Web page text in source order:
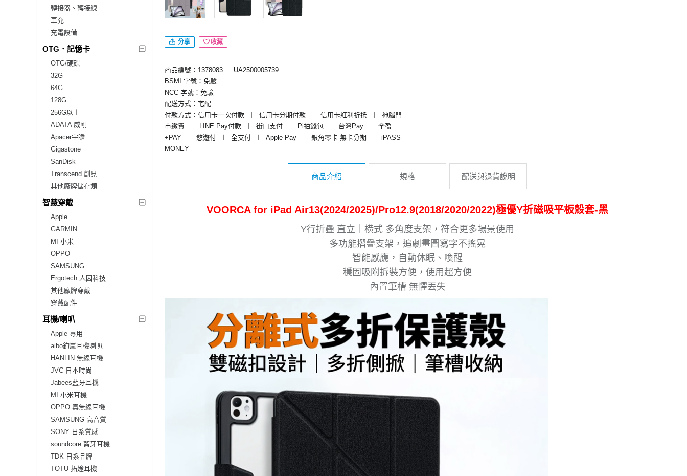
轉接器、轉接線
車充
充電設備
OTG．記憶卡
OTG/硬碟
32G
64G
128G
256G以上
ADATA 威剛
Apacer宇瞻
Gigastone
SanDisk
Transcend 創見
其他廠牌儲存類
智慧穿戴
Apple
GARMIN
MI 小米
OPPO
SAMSUNG
Ergotech 人因科技
其他廠牌穿戴
穿戴配件
耳機/喇叭
Apple 專用
aibo鈞嵐耳機喇叭
HANLIN 無線耳機
JVC 日本時尚
Jabees藍牙耳機
MI 小米耳機
OPPO 真無線耳機
SAMSUNG 高音質
SONY 日系質感
soundcore 藍牙耳機
TDK 日系品牌
TOTU 拓途耳機
分享 收藏
商品編號：1378083 ︱
UA2500005739
BSMI 字號：免驗
NCC 字號：免驗
配送方式：宅配
付款方式：信用卡一次付款
︱ 信用卡分期付款 ︱ 信用卡紅利折抵 ︱
神腦門
市繳費
︱ LINE Pay付款 ︱ 街口支付 ︱ Pi拍錢包 ︱ 台灣Pay ︱
全盈
+PAY
︱ 悠遊付 ︱ 全支付 ︱ Apple Pay ︱ 銀角零卡-無卡分期 ︱
iPASS
MONEY
商品介紹 規格 配送與退貨說明
VOORCA for iPad Air13(2024/2025)/Pro12.9(2018/2020/2022)極優Y折磁吸平板殼套-黑
Y行折疊 直立｜橫式 多角度支架，符合更多場景使用
多功能摺疊支架，追劇畫圖寫字不搖晃
智能感應，自動休眠、喚醒
穩固吸附拆裝方便，使用超方便
內置筆槽 無懼丟失